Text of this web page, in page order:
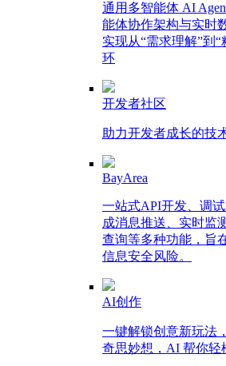
通用多智能体 AI
能体协作架构与实时
实现从“需求理解”到
环
开发者社区
助力开发者成长的技
BayArea
一站式API开发、调
成消息推送、实时监
查询等多种功能，旨
信息安全风险。
AI创作
一键解锁创意新玩法
奇思妙想，AI 帮你轻